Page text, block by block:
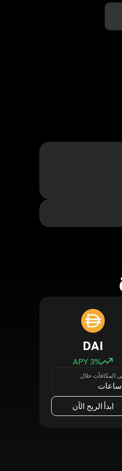
DAI
3% APY
المكافآت خلال
ابدأ الربح الآن